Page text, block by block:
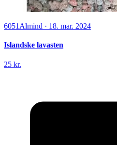
6051 Almind · 18. mar. 2024
Islandske lavasten
25 kr.